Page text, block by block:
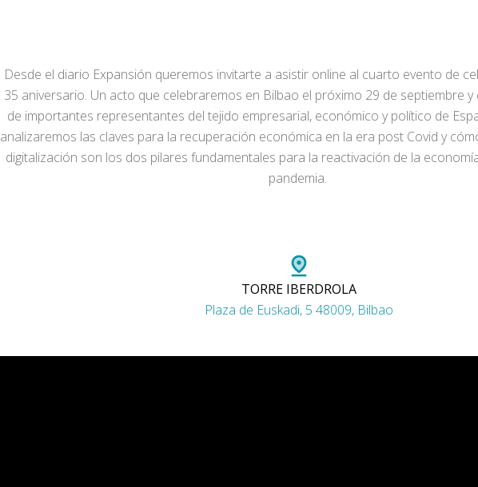
Desde el diario Expansión queremos invitarte a asistir online al cuarto evento de
35 aniversario. Un acto que celebraremos en Bilbao el próximo 29 de septiembre y
de importantes representantes del tejido empresarial, económico y político de
analizaremos las claves para la recuperación económica en la era post Covid y
digitalización son los dos pilares fundamentales para la reactivación de la
pandemia.
TORRE IBERDROLA
Plaza de Euskadi, 5 48009, Bilbao